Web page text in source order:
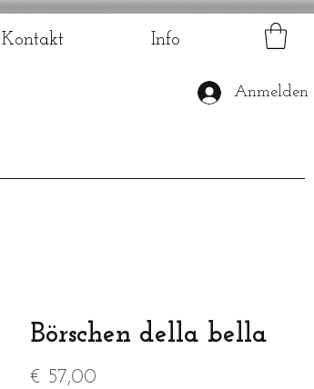
Kontakt Info
Anmelden
Börschen della bella
€ 57,00